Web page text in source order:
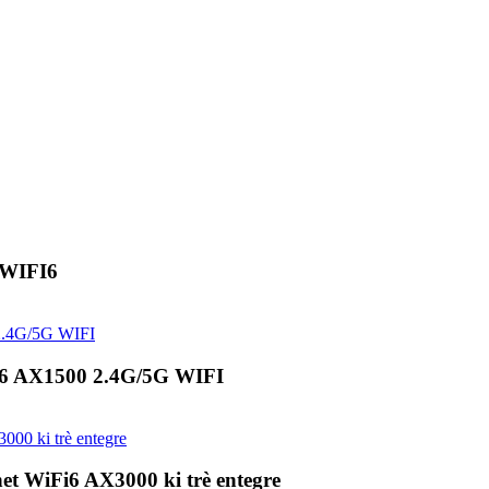
AX1500 2.4G/5G WIFI
WiFi6 AX3000 ki trè entegre